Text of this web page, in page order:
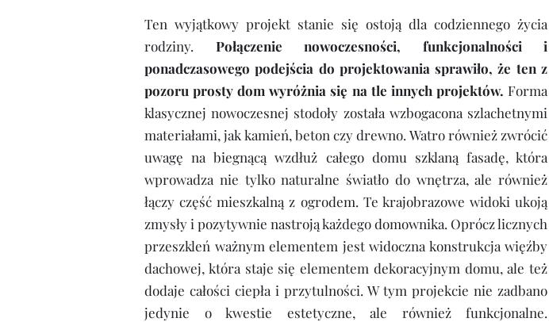
Ten wyjątkowy projekt stanie się ostoją dla codziennego życia
rodziny. Połączenie nowoczesności, funkcjonalności i
ponadczasowego podejścia do projektowania sprawiło, że ten z
pozoru prosty dom wyróżnia się na tle innych projektów. Forma
klasycznej nowoczesnej stodoły została wzbogacona szlachetnymi
materiałami, jak kamień, beton czy drewno. Watro również zwrócić
uwagę na biegnącą wzdłuż całego domu szklaną fasadę, która
wprowadza nie tylko naturalne światło do wnętrza, ale również
łączy część mieszkalną z ogrodem. Te krajobrazowe widoki ukoją
zmysły i pozytywnie nastroją każdego domownika. Oprócz licznych
przeszkleń ważnym elementem jest widoczna konstrukcja więźby
dachowej, która staje się elementem dekoracyjnym domu, ale też
dodaje całości ciepła i przytulności. W tym projekcie nie zadbano
jedynie o kwestie estetyczne, ale również funkcjonalne.